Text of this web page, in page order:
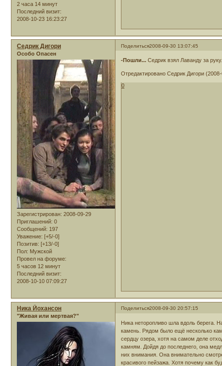
2 часа 14 минут
Последний визит:
2008-10-23 16:23:27
Поделиться2008-09-30 13:07:45
Седрик Дигори
Особо Опасен
Зарегистрирован: 2008-09-29
Приглашений: 0
Сообщений: 197
Уважение: [+5/-0]
Позитив: [+13/-0]
Пол: Мужской
Провел на форуме:
5 часов 12 минут
Последний визит:
2008-10-10 07:09:27
-Пошли... Седрик взял Лаванду за
Отредактировано Седрик Дигори
0
Поделиться2008-09-30 20:57:15
Ника Йохансон
"Живая или мертвая?"
Ника неторопливо шла вдоль берега.
камень. Рядом было ещё несколько
сердцу озера, хотя на самом деле
камням. Дойдя до последнего, она
них внимания. Она внимательно
красивого пейзажа. Хотя почему как